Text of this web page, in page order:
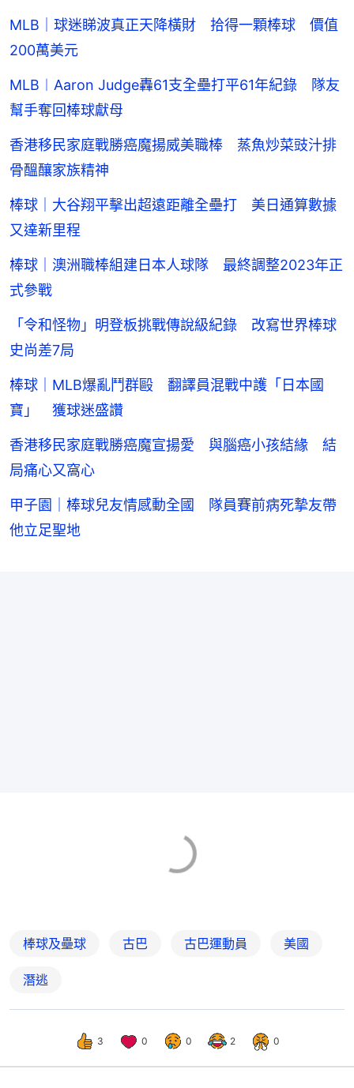
MLB｜球迷睇波真正天降橫財 拾得一顆棒球 價值
200萬美元
MLB︱Aaron Judge轟61支全壘打平61年紀錄 隊友
幫手奪回棒球獻母
香港移民家庭戰勝癌魔揚威美職棒 蒸魚炒菜豉汁排
骨醞釀家族精神
棒球｜大谷翔平擊出超遠距離全壘打 美日通算數據
又達新里程
棒球｜澳洲職棒組建日本人球隊 最終調整2023年正
式參戰
「令和怪物」明登板挑戰傳說級紀錄 改寫世界棒球
史尚差7局
棒球｜MLB爆亂鬥群毆 翻譯員混戰中護「日本國
寶」 獲球迷盛讚
香港移民家庭戰勝癌魔宣揚愛 與腦癌小孩結緣 結
局痛心又窩心
甲子園｜棒球兒友情感動全國 隊員賽前病死摯友帶
他立足聖地
棒球及壘球 古巴 古巴運動員 美國
潛逃
3 0 0 2 0